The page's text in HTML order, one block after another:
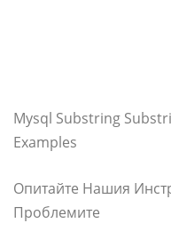
Mysql Substring
Examples
Опитайте Нашия
Проблемите